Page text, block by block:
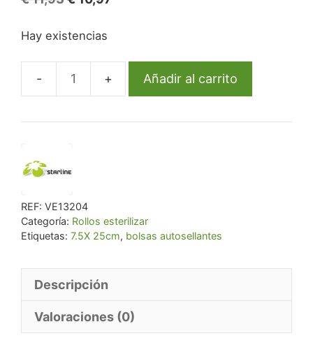
original
€ 11,93.
€ 10,97.
Hay existencias
Bolsas
7.5X
Añadir al carrito
REF: VE13204
Categoría: Rollos esterilizar
Etiquetas: 7.5X 25cm, bolsas autosellantes
Descripción
Valoraciones (0)